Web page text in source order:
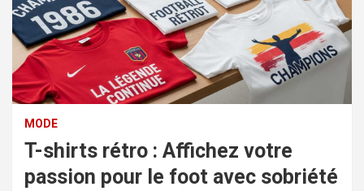
MODE
T-shirts rétro : Affichez votre
passion pour le foot avec sobriété